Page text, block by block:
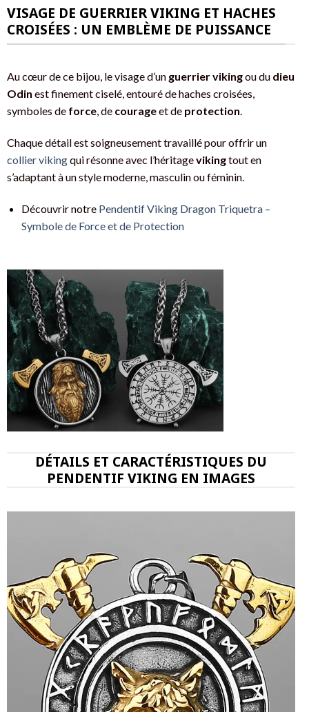
VISAGE DE GUERRIER VIKING ET HACHES
CROISÉES : UN EMBLÈME DE PUISSANCE
Au cœur de ce bijou, le visage d’un guerrier vikingou du dieu
Odin est finement ciselé, entouré de haches croisées,
symboles de force, de courageet de protection.
Chaque détail est soigneusement travaillé pour offrir un
collier vikingqui résonne avec l’héritagevikingtout en
s’adaptant à un style moderne, masculin ou féminin.
Découvrir notre Pendentif Viking Dragon Triquetra –
Symbole de Force et de Protection
DÉTAILS ET CARACTÉRISTIQUES DU
PENDENTIF VIKING EN IMAGES